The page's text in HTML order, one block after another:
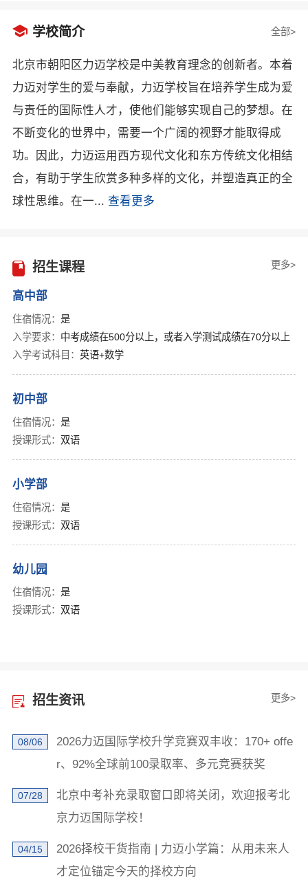
 学校简介 全部>
北京市朝阳区力迈学校是中美教育理念的创新者。本着
力迈对学生的爱与奉献，力迈学校旨在培养学生成为爱
与责任的国际性人才，使他们能够实现自己的梦想。在
不断变化的世界中，需要一个广阔的视野才能取得成
功。因此，力迈运用西方现代文化和东方传统文化相结
合，有助于学生欣赏多种多样的文化，并塑造真正的全
球性思维。在一... 查看更多
招生课程 更多>
高中部
住宿情况： 是
入学要求： 中考成绩在500分以上，或者入学测试成绩在70分以上
入学考试科目： 英语+数学
初中部
住宿情况： 是
授课形式： 双语
小学部
住宿情况： 是
授课形式： 双语
幼儿园
住宿情况： 是
授课形式： 双语
招生资讯 更多>
08/06
2026力迈国际学校升学竞赛双丰收：170+ offe
r、92%全球前100录取率、多元竞赛获奖
07/28
北京中考补充录取窗口即将关闭，欢迎报考北
京力迈国际学校！
04/15
2026择校干货指南 | 力迈小学篇：从用未来人
才定位锚定今天的择校方向
学校地址发我短信